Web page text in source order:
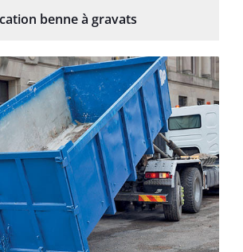
benne à gravats